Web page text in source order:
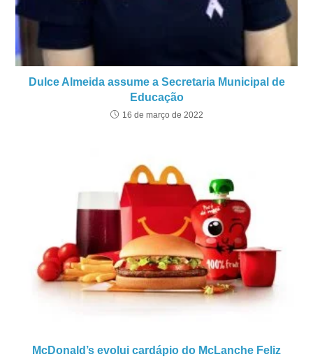
Dulce Almeida assume a Secretaria Municipal de
Educação
16 de março de 2022
McDonald’s evolui cardápio do McLanche Feliz